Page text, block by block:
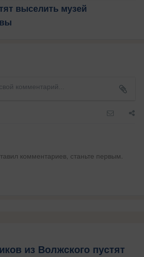
выселить музей
комментариев, станьте первым.
из Волжского пустят